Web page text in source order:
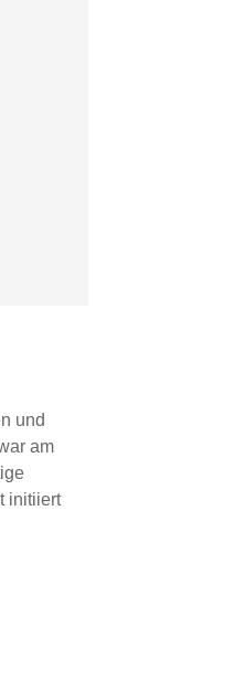
und
am
initiiert